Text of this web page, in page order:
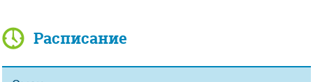
Расписание